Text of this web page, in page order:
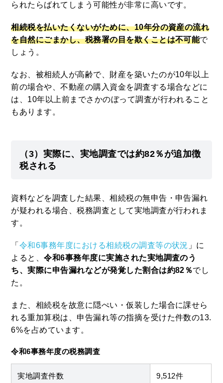
られたらばれてしまう可能性が非常に高いです。
相続税を払いたくないがために、10年分の資産の流れ
を自然にごまかし、税務署の目を欺くことは不可能で
しょう。
なお、被相続人が高齢で、財産を築いたのが10年以上
前の場合や、不動産の購入資金を調査する場合などに
は、10年以上前までさかのぼって調査が行われること
もあります。
（3）実際に、実地調査では約82％が追加徴
税される
資料などを調査した結果、相続税の無申告・申告漏れ
が疑われる場合、税務調査として実地調査が行われま
す。
「 令和6事務年度における相続税の調査等の状況 」に
よると、令和6事務年度に実施された実地調査のう
ち、実際に申告漏れなどが発覚した割合は約82％でし
た。
また、相続税を故意に隠ぺい・仮装した場合に課せら
れる重加算税は、申告漏れ等の指摘を受けた件数の13.
6%を占めています。
令和6事務年度の税務調査
実地調査件数 9,512件